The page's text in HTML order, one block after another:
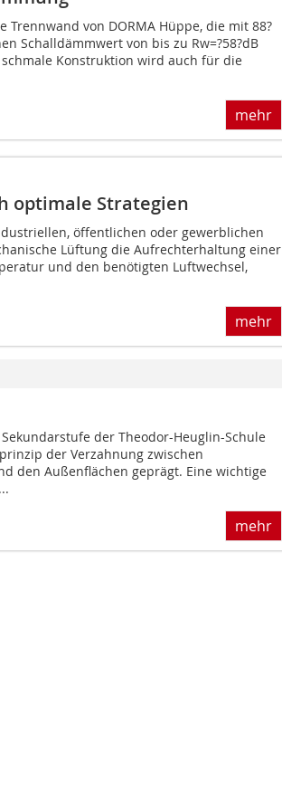
Trennwand von DORMA Hüppe, die mit 88?
Schalldämmwert von bis zu Rw=?58?dB
Konstruktion wird auch für die
mehr
optimale Strategien
öffentlichen oder gewerblichen
Lüftung die Aufrechterhaltung einer
und den benötigten Luftwechsel,
mehr
der Theodor-Heuglin-Schule
der Verzahnung zwischen
den Außenflächen geprägt. Eine wichtige
mehr